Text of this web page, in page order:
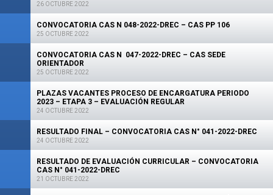
26 OCTUBRE 2022
CONVOCATORIA CAS N 048-2022-DREC – CAS PP 106
25 OCTUBRE 2022
CONVOCATORIA CAS N 047-2022-DREC – CAS SEDE
ORIENTADOR
25 OCTUBRE 2022
PLAZAS VACANTES PROCESO DE ENCARGATURA PERIODO
2023 – ETAPA 3 – EVALUACIÓN REGULAR
24 OCTUBRE 2022
RESULTADO FINAL – CONVOCATORIA CAS N° 041-2022-DREC
24 OCTUBRE 2022
RESULTADO DE EVALUACIÓN CURRICULAR – CONVOCATORIA
CAS N° 041-2022-DREC
21 OCTUBRE 2022